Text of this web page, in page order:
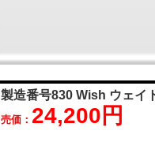
製造番号830 Wish ウェイ
売価： 24,200円